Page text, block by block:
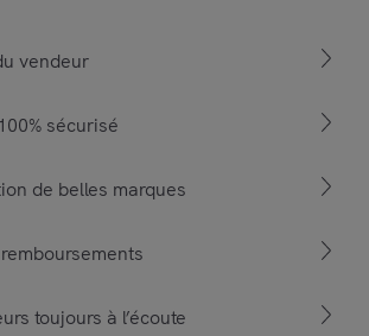
vendeur
sécurisé
de belles marques
toujours à l’écoute